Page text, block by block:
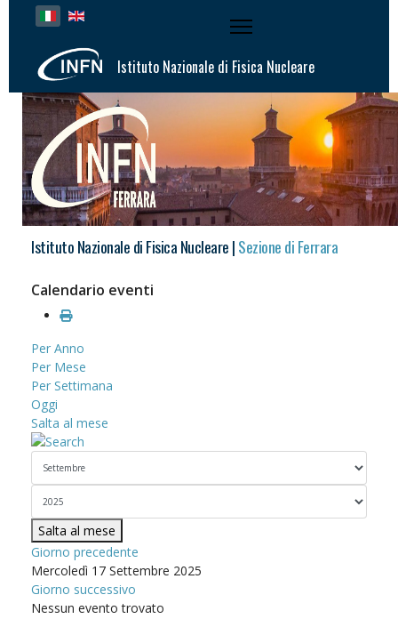
Seleziona la tua lingua
Istituto Nazionale di Fisica Nucleare
Istituto Nazionale di Fisica Nucleare |Sezione di Ferrara
Calendario eventi
Per Anno
Per Mese
Per Settimana
Oggi
Salta al mese
Salta al mese
Giorno precedente
Mercoledì 17 Settembre 2025
Giorno successivo
Nessun evento trovato